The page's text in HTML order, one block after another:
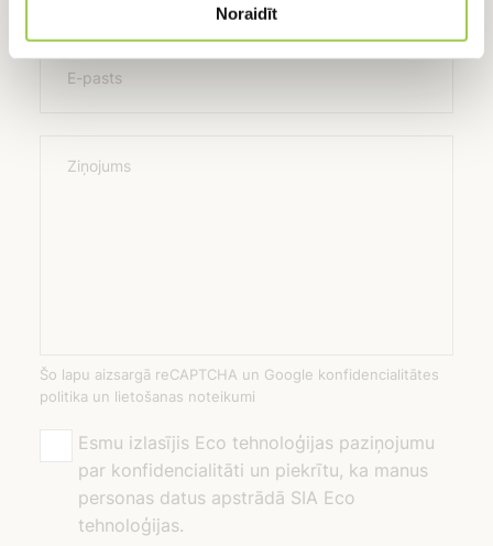
Noraidīt
E-pasts
Ziņojums
Šo lapu aizsargā reCAPTCHA un Google konfidencialitātes
politika un lietošanas noteikumi
Esmu izlasījis Eco tehnoloģijas paziņojumu
par konfidencialitāti un piekrītu, ka manus
personas datus apstrādā SIA Eco
tehnoloģijas.